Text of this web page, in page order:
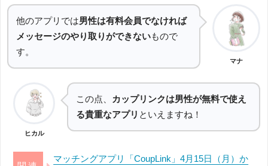
他のアプリでは男性は有料会員でなければ
メッセージのやり取りができないもので
す。
マナ
ヒカル
この点、
カップリンクは男性が無料で使え
る貴重なアプリ といえますね！
マッチングアプリ「CoupLink」4月15日（月）か